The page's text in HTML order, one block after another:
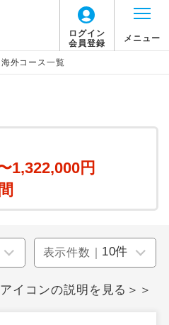
ログイン
会員登録
メニュー
海外コース一覧
1,322,000円
表示件数｜
アイコンの説明を見る＞＞